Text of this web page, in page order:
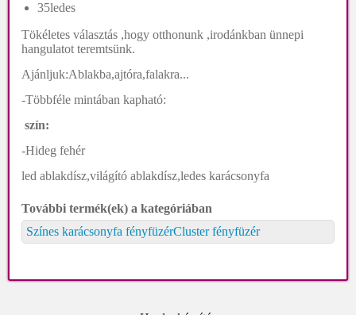
35ledes
Tökéletes választás ,hogy otthonunk ,irodánkban ünnepi
hangulatot teremtsünk.
Ajánljuk:Ablakba,ajtóra,falakra...
-Többféle mintában kapható:
szín:
-Hideg fehér
led ablakdísz,világító ablakdísz,ledes karácsonyfa
További termék(ek) a kategóriában
Színes karácsonyfa fényfüzérCluster fényfüzér